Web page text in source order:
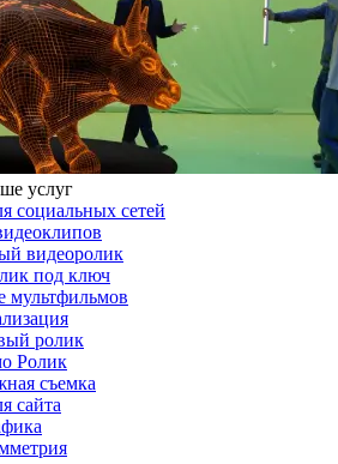
услуг
социальных сетей
видеоролик
под ключ
мультфильмов
ролик
Ролик
съемка
сайта